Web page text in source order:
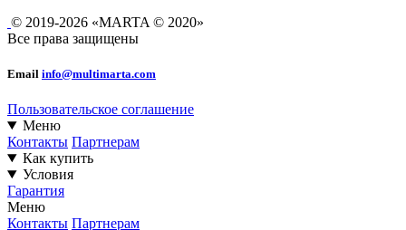
© 2019-2026 «MARTA © 2020»
Все права защищены
Email info@multimarta.com
Пользовательское соглашение
Меню
Контакты Партнерам
Как купить
Условия
Гарантия
Меню
Контакты Партнерам